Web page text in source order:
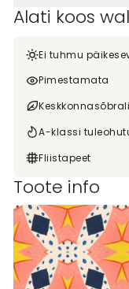
Alati koos
Ei tuhmu
Pimestamata
A-klassi
Fliistapeet
Toote info